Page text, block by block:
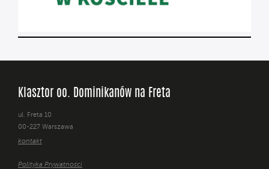
Klasztor oo. Dominikanów na Freta
ul. Freta 10
00-227 Warszawa
kontakt
Polityka Prywatności